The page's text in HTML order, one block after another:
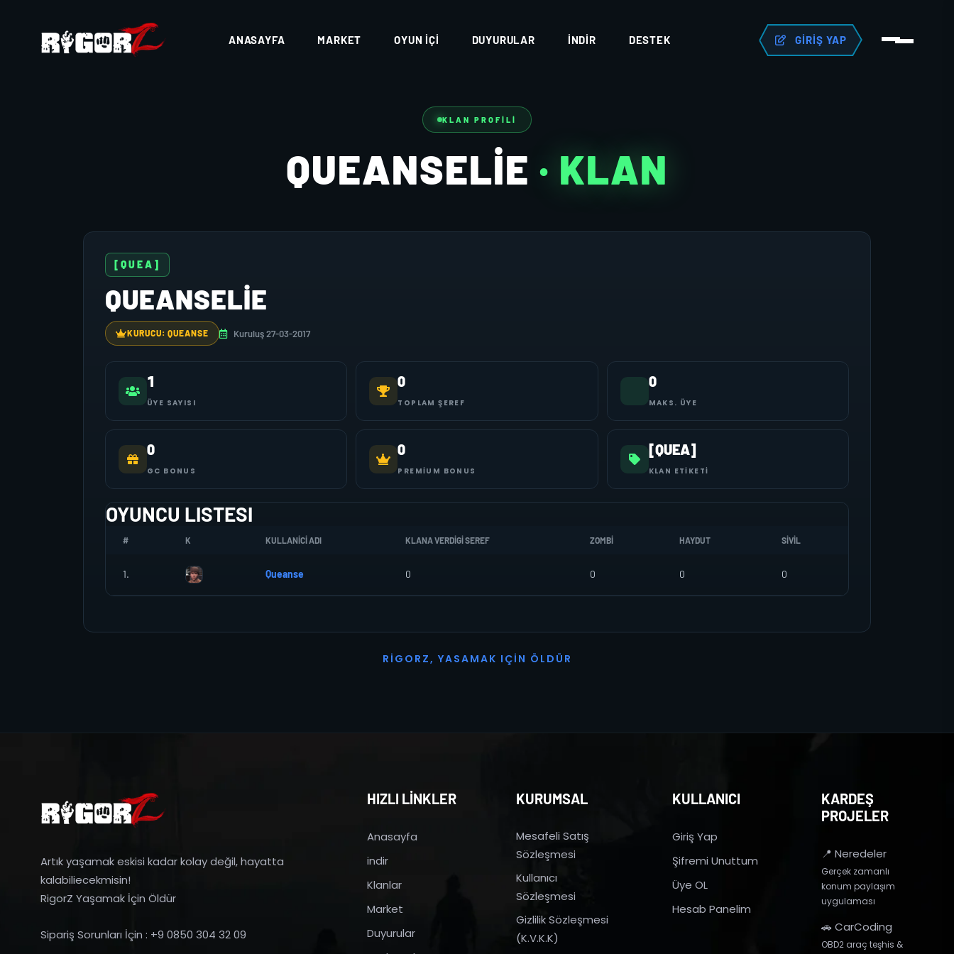
ANASAYFA MARKET OYUN İÇI DUYURULAR İNDIR DESTEK GIRIŞ YAP
KLAN PROFILI
QUEANSELIE · KLAN
[QUEA]
QUEANSELIE
KURUCU: QUEANSE Kuruluş 27-03-2017
1
ÜYE SAYISI
0
TOPLAM ŞEREF
0
MAKS. ÜYE
0
GC BONUS
0
PREMIUM BONUS
[QUEA]
KLAN ETIKETI
OYUNCU LISTESI
# K KULLANICI ADI KLANA VERDIGI SEREF ZOMBI HAYDUT SIVIL
1. Queanse 0 0 0 0
R I G O R Z, YASAMAK I ÇI N Ö L D Ü R
Artık yaşamak eskisi kadar kolay değil, hayatta
kalabiliecekmisin!
RigorZ Yaşamak İçin Öldür
Sipariş Sorunları İçin : +9 0850 304 32 09
HIZLI LİNKLER
Anasayfa
indir
Klanlar
Market
Duyurular
KURUMSAL
Mesafeli Satış
Sözleşmesi
Kullanıcı
Sözleşmesi
Gizlilik Sözleşmesi
(K.V.K.K)
KULLANICI
Giriş Yap
Şifremi Unuttum
Üye OL
Hesab Panelim
KARDEŞ
PROJELER
📍 Neredeler
Gerçek zamanlı
konum paylaşım
uygulaması
🚗 CarCoding
OBD2 araç teşhis &